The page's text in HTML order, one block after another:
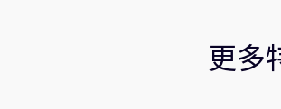
更多